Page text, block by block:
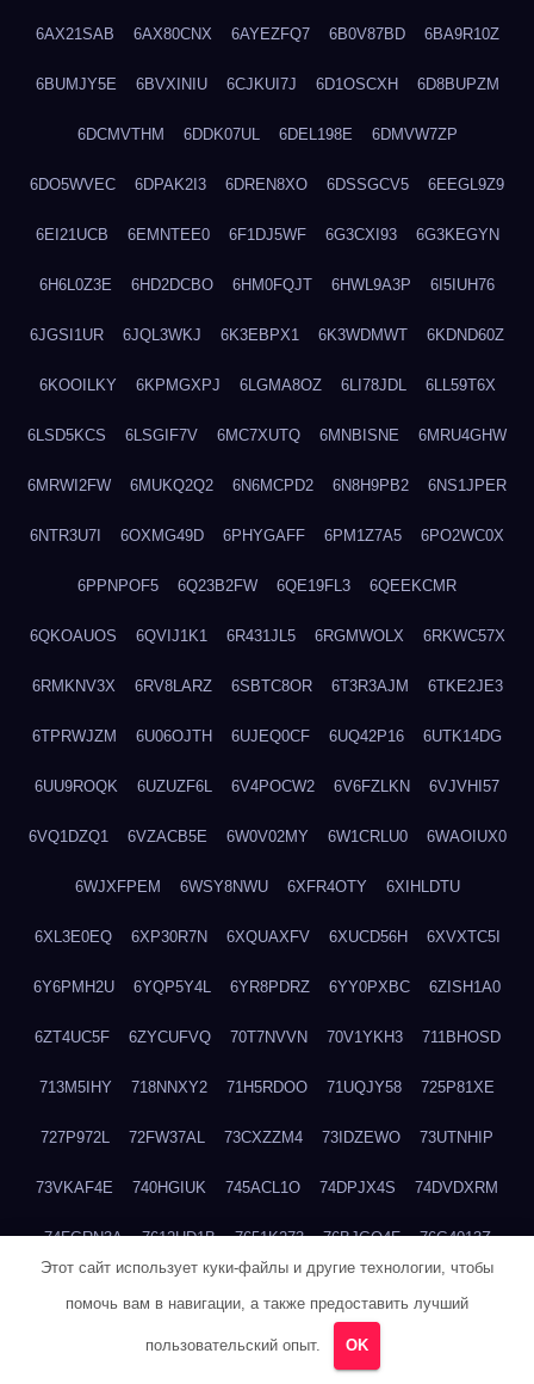
6AX21SAB 6AX80CNX 6AYEZFQ7 6B0V87BD 6BA9R10Z
6BUMJY5E 6BVXINIU 6CJKUI7J 6D1OSCXH 6D8BUPZM
6DCMVTHM 6DDK07UL 6DEL198E 6DMVW7ZP
6DO5WVEC 6DPAK2I3 6DREN8XO 6DSSGCV5 6EEGL9Z9
6EI21UCB 6EMNTEE0 6F1DJ5WF 6G3CXI93 6G3KEGYN
6H6L0Z3E 6HD2DCBO 6HM0FQJT 6HWL9A3P 6I5IUH76
6JGSI1UR 6JQL3WKJ 6K3EBPX1 6K3WDMWT 6KDND60Z
6KOOILKY 6KPMGXPJ 6LGMA8OZ 6LI78JDL 6LL59T6X
6LSD5KCS 6LSGIF7V 6MC7XUTQ 6MNBISNE 6MRU4GHW
6MRWI2FW 6MUKQ2Q2 6N6MCPD2 6N8H9PB2 6NS1JPER
6NTR3U7I 6OXMG49D 6PHYGAFF 6PM1Z7A5 6PO2WC0X
6PPNPOF5 6Q23B2FW 6QE19FL3 6QEEKCMR
6QKOAUOS 6QVIJ1K1 6R431JL5 6RGMWOLX 6RKWC57X
6RMKNV3X 6RV8LARZ 6SBTC8OR 6T3R3AJM 6TKE2JE3
6TPRWJZM 6U06OJTH 6UJEQ0CF 6UQ42P16 6UTK14DG
6UU9ROQK 6UZUZF6L 6V4POCW2 6V6FZLKN 6VJVHI57
6VQ1DZQ1 6VZACB5E 6W0V02MY 6W1CRLU0 6WAOIUX0
6WJXFPEM 6WSY8NWU 6XFR4OTY 6XIHLDTU
6XL3E0EQ 6XP30R7N 6XQUAXFV 6XUCD56H 6XVXTC5I
6Y6PMH2U 6YQP5Y4L 6YR8PDRZ 6YY0PXBC 6ZISH1A0
6ZT4UC5F 6ZYCUFVQ 70T7NVVN 70V1YKH3 711BHOSD
713M5IHY 718NNXY2 71H5RDOO 71UQJY58 725P81XE
727P972L 72FW37AL 73CXZZM4 73IDZEWO 73UTNHIP
73VKAF4E 740HGIUK 745ACL1O 74DPJX4S 74DVDXRM
74FGRN3A 7612HD1B 7651K273 76BJGQ4F 76G4013Z
780FZHSV 78Q29S80
Этот сайт использует куки-файлы и другие технологии, чтобы
помочь вам в навигации, а также предоставить лучший
пользовательский опыт. OK